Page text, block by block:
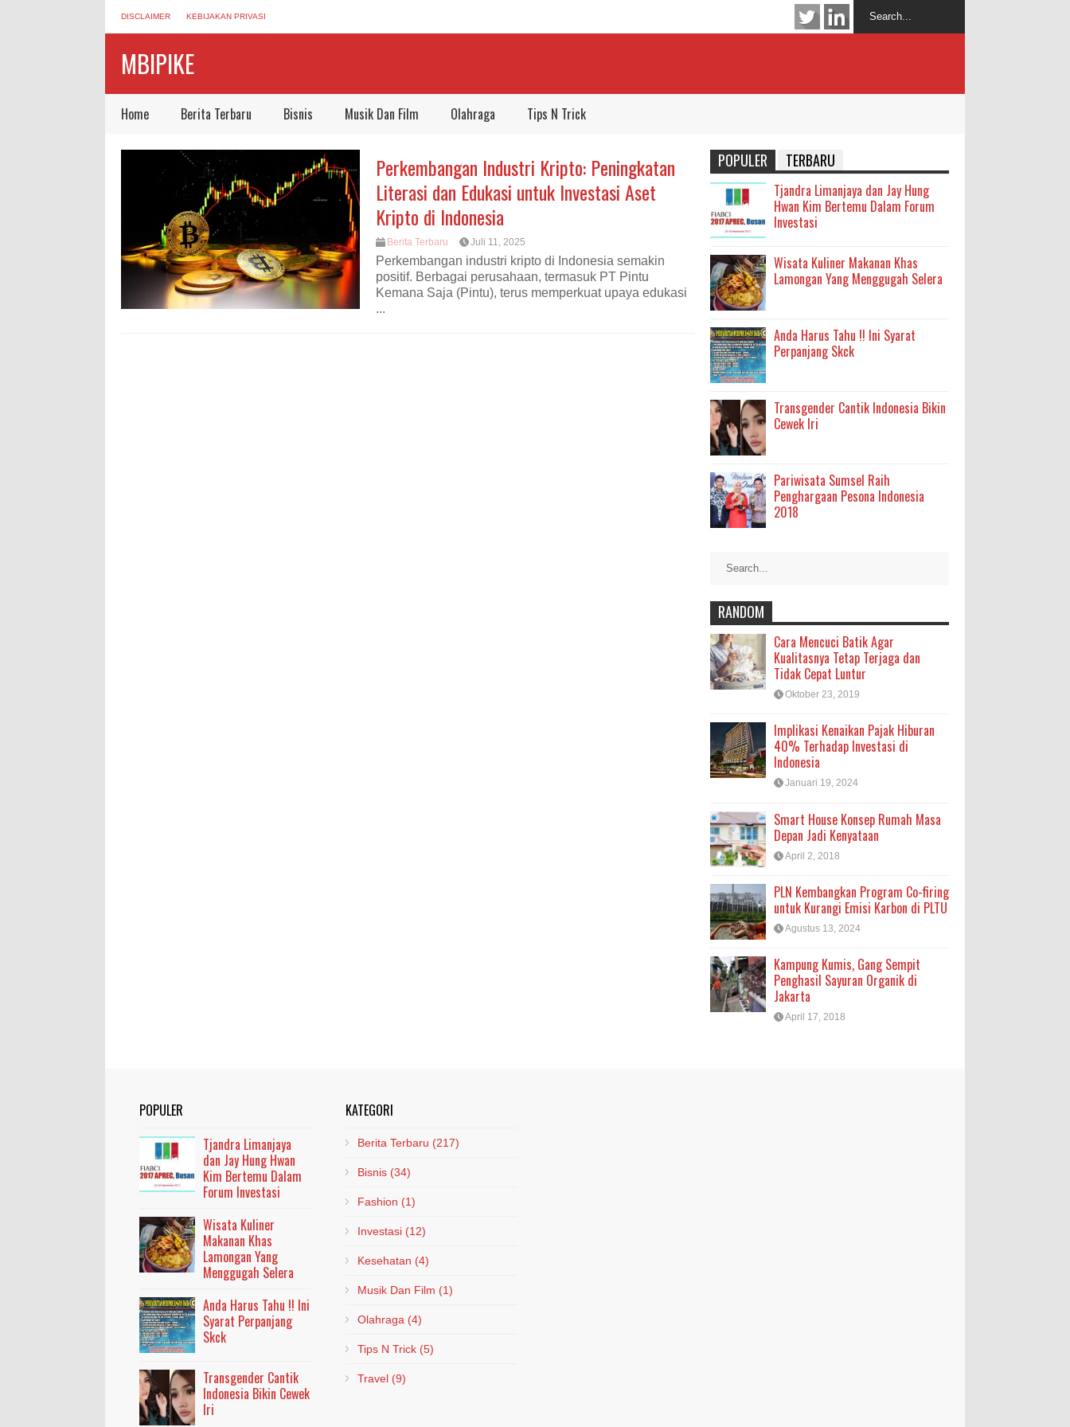
DISCLAIMER KEBIJAKAN PRIVASI
MBIPIKE
Home Berita Terbaru Bisnis Musik Dan Film Olahraga Tips N Trick
Perkembangan Industri Kripto: Peningkatan
Literasi dan Edukasi untuk Investasi Aset
Kripto di Indonesia
Berita Terbaru Juli 11, 2025
Perkembangan industri kripto di Indonesia semakin
positif. Berbagai perusahaan, termasuk PT Pintu
Kemana Saja (Pintu), terus memperkuat upaya edukasi
...
POPULER TERBARU
Tjandra Limanjaya dan Jay Hung
Hwan Kim Bertemu Dalam Forum
Investasi
Wisata Kuliner Makanan Khas
Lamongan Yang Menggugah Selera
Anda Harus Tahu !! Ini Syarat
Perpanjang Skck
Transgender Cantik Indonesia Bikin
Cewek Iri
Pariwisata Sumsel Raih
Penghargaan Pesona Indonesia
2018
RANDOM
Cara Mencuci Batik Agar
Kualitasnya Tetap Terjaga dan
Tidak Cepat Luntur
Oktober 23, 2019
Implikasi Kenaikan Pajak Hiburan
40% Terhadap Investasi di
Indonesia
Januari 19, 2024
Smart House Konsep Rumah Masa
Depan Jadi Kenyataan
April 2, 2018
PLN Kembangkan Program Co-firing
untuk Kurangi Emisi Karbon di PLTU
Agustus 13, 2024
Kampung Kumis, Gang Sempit
Penghasil Sayuran Organik di
Jakarta
April 17, 2018
POPULER
Tjandra Limanjaya
dan Jay Hung Hwan
Kim Bertemu Dalam
Forum Investasi
Wisata Kuliner
Makanan Khas
Lamongan Yang
Menggugah Selera
Anda Harus Tahu !! Ini
Syarat Perpanjang
Skck
Transgender Cantik
Indonesia Bikin Cewek
Iri
KATEGORI
Berita Terbaru (217)
Bisnis (34)
Fashion (1)
Investasi (12)
Kesehatan (4)
Musik Dan Film (1)
Olahraga (4)
Tips N Trick (5)
Travel (9)